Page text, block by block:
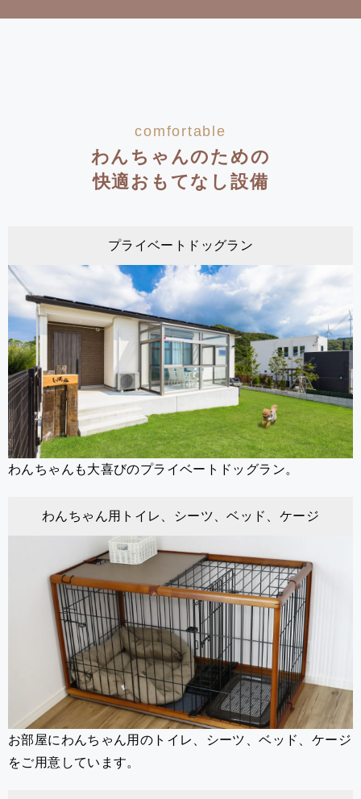
comfortable
わんちゃんのための
快適おもてなし設備
プライベートドッグラン
わんちゃんも大喜びのプライベートドッグラン。
わんちゃん用トイレ、シーツ、ベッド、ケージ
お部屋にわんちゃん用のトイレ、シーツ、ベッド、ケージ
をご用意しています。